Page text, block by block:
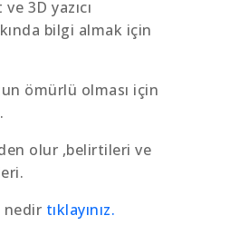
3D yazıcı
bilgi almak için
ömürlü olması için
.
olur ,belirtileri ve
nedir tıklayınız.